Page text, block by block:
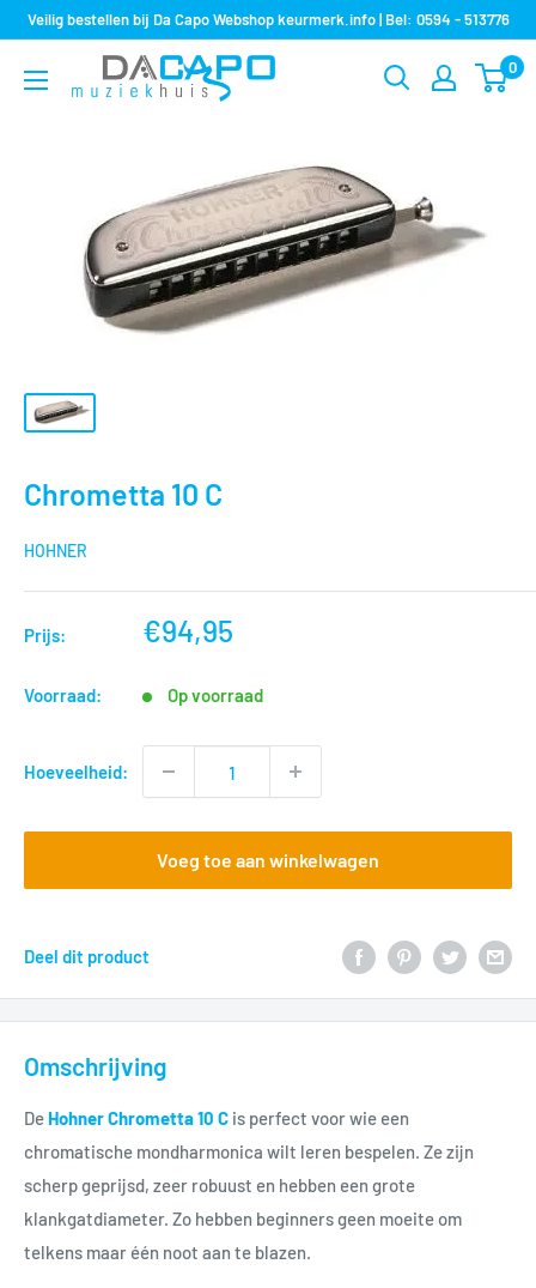
naar
Veilig bestellen bij Da Capo Webshop keurmerk.info | Bel: 0594 - 513776
Muziekhuis
Da
0
Chrometta 10 C
HOHNER
Prijs:
nu
€94,95
Voorraad: Op voorraad
Hoeveelheid:
Voeg toe aan winkelwagen
Deel dit product
Omschrijving
De Hohner Chrometta 10 C is perfect voor wie een
chromatische mondharmonica wilt leren bespelen. Ze zijn
scherp geprijsd, zeer robuust en hebben een grote
klankgatdiameter. Zo hebben beginners geen moeite om
telkens maar één noot aan te blazen.